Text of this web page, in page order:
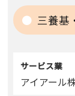
三養基
サービス業
アイアール